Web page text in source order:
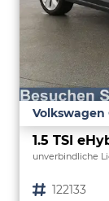
Volkswagen
unverbindliche
Fahrzeugnr. 122133